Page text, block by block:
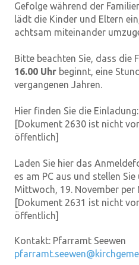
Gefolge während der
lädt die Kinder und Eltern
achtsam miteinander
Bitte beachten Sie, dass die
16.00 Uhr beginnt, eine
vergangenen Jahren.
Hier finden Sie die Einladung:
[Dokument 2630 ist nicht
öffentlich]
Laden Sie hier das
es am PC aus und stellen
Mittwoch, 19. November per
[Dokument 2631 ist nicht
öffentlich]
Kontakt: Pfarramt Seewen